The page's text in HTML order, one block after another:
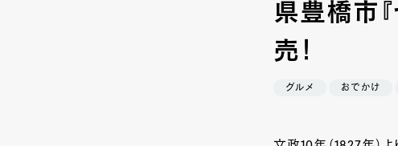
県豊橋市
売！
グルメ おでかけ